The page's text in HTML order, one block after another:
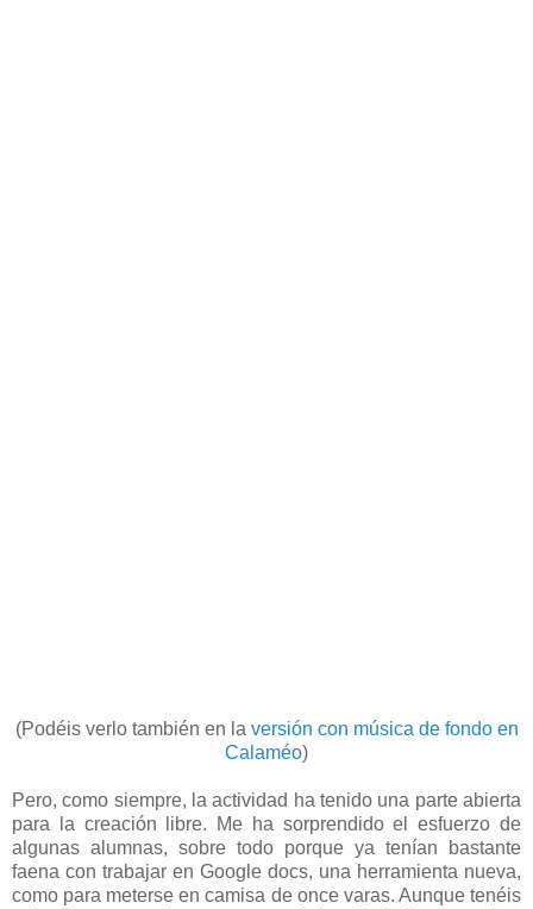
(Podéis verlo también en la versión con música de fondo en
Calaméo)
Pero, como siempre, la actividad ha tenido una parte abierta
para la creación libre. Me ha sorprendido el esfuerzo de
algunas alumnas, sobre todo porque ya tenían bastante
faena con trabajar en Google docs, una herramienta nueva,
como para meterse en camisa de once varas. Aunque tenéis